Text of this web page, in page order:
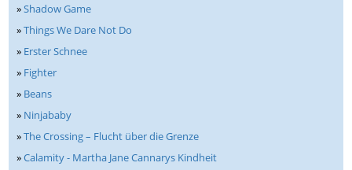
»Shadow Game
»Things We Dare Not Do
» Erster Schnee
» Fighter
» Beans
» Ninjababy
»The Crossing – Flucht über die Grenze
»Calamity - Martha Jane Cannarys Kindheit